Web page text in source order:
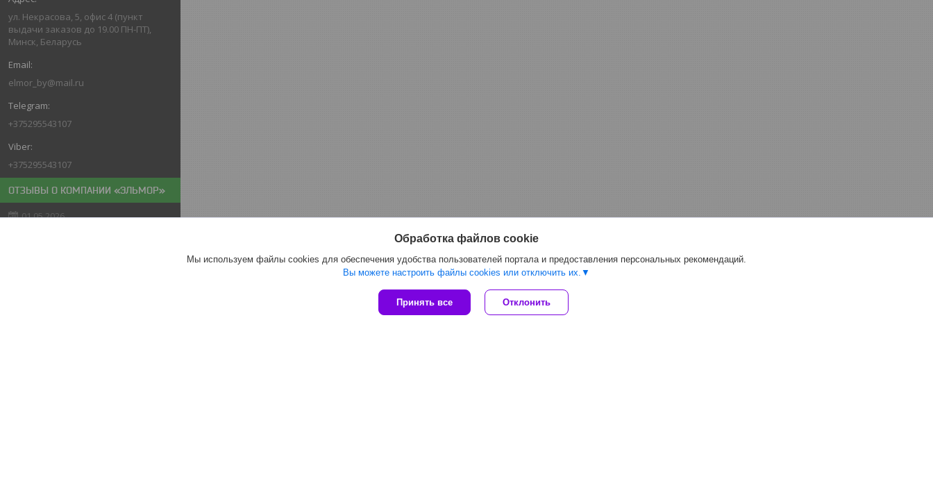
ул. Некрасова, 5, офис 4 (пункт
выдачи заказов до 19.00 ПН-ПТ),
Минск, Беларусь
elmor_by@mail.ru
+375295543107
+375295543107
ОТЗЫВЫ О КОМПАНИИ «ЭЛЬМОР»
01.05.2026
Обработка файлов cookie
Мы используем файлы cookies для обеспечения удобства пользователей портала и предоставления персональных рекомендаций.
Вы можете настроить файлы cookies или отключить их.
Принять все Отклонить